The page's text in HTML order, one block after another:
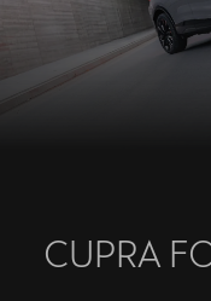
CUPRA